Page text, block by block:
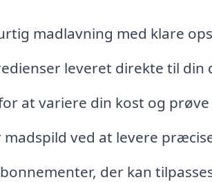
madlavning med klare
leveret direkte til din
at variere din kost og
madspild ved at levere
der kan